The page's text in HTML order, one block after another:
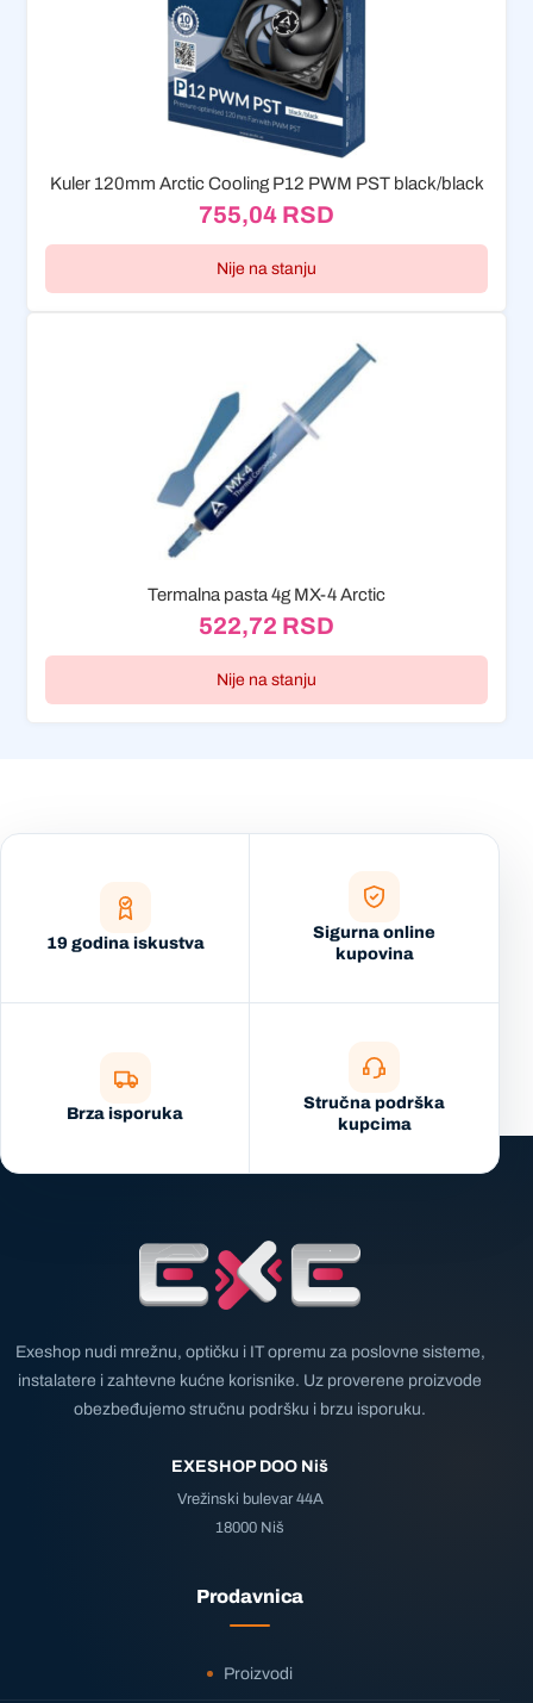
Kuler 120mm Arctic Cooling P12 PWM PST black/black
755,04 RSD
Nije na stanju
Termalna pasta 4g MX-4 Arctic
522,72 RSD
Nije na stanju
19 godina iskustva
Sigurna online
kupovina
Brza isporuka
Stručna podrška
kupcima
Exeshop nudi mrežnu, optičku i IT opremu za poslovne sisteme,
instalatere i zahtevne kućne korisnike. Uz proverene proizvode
obezbeđujemo stručnu podršku i brzu isporuku.
EXESHOP DOO Niš
Vrežinski bulevar 44A
18000 Niš
Prodavnica
Proizvodi